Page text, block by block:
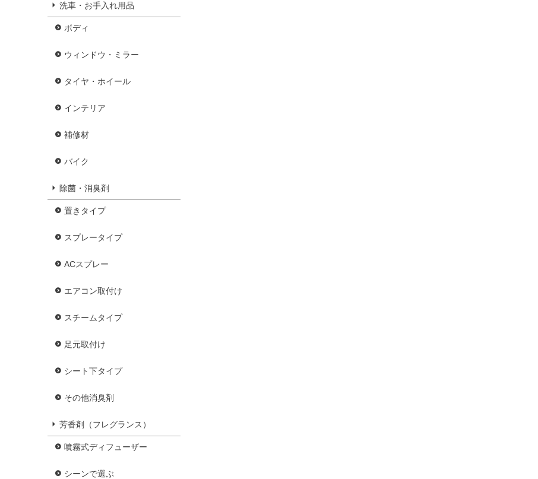
洗車・お手入れ用品
ボディ
ウィンドウ・ミラー
タイヤ・ホイール
インテリア
補修材
バイク
除菌・消臭剤
置きタイプ
スプレータイプ
ACスプレー
エアコン取付け
スチームタイプ
足元取付け
シート下タイプ
その他消臭剤
芳香剤（フレグランス）
噴霧式ディフューザー
シーンで選ぶ